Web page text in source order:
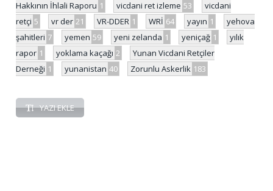
Hakkının İhlali Raporu 1 vicdani ret izleme 53
vicdani
retçi 5 vr der 21 VR-DDER 1 WRİ 64 yayın 1
yehova
şahitleri 7 yemen 59 yeni zelanda 1 yeniçağ 1
yılık
rapor 1 yoklama kaçağı 2
Yunan Vicdani Retçiler
Derneği 1 yunanistan 40 Zorunlu Askerlik 183
YAZI EKLE